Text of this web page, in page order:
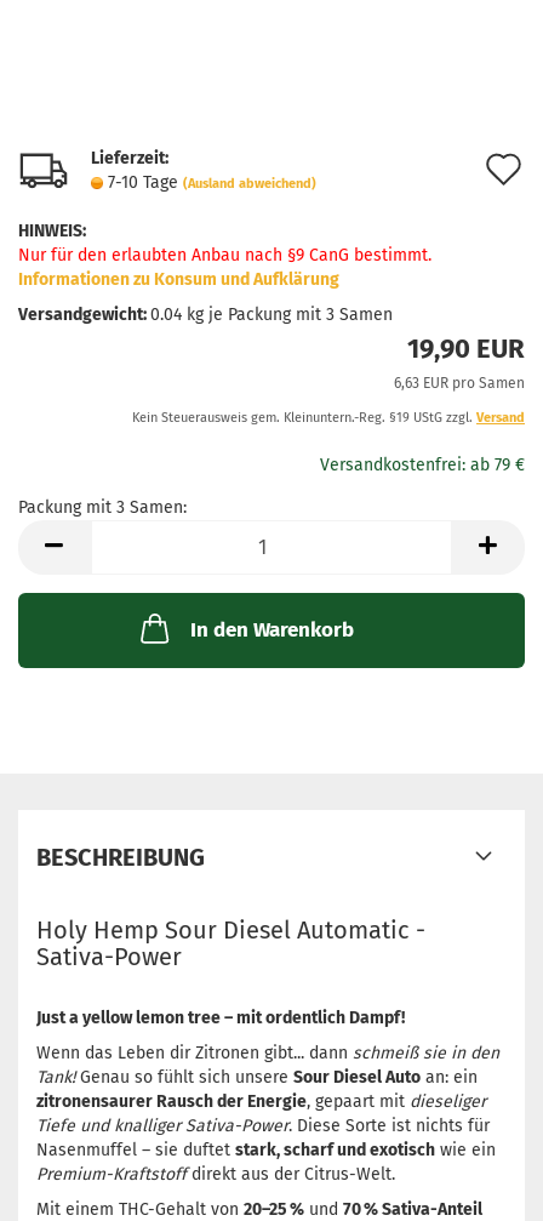
Lieferzeit:
7-10 Tage (Ausland abweichend)
HINWEIS:
Nur für den erlaubten Anbau nach §9 CanG bestimmt.
Informationen zu Konsum und Aufklärung
Versandgewicht:0.04 kg je Packung mit 3 Samen
19,90 EUR
6,63 EUR pro Samen
Kein Steuerausweis gem. Kleinuntern.-Reg. §19 UStG zzgl. Versand
Packung mit 3 Samen:
Samen
In den Warenkorb
BESCHREIBUNG
Holy Hemp Sour Diesel Automatic -
Sativa-Power
Just a yellow lemon tree – mit ordentlich Dampf!
Wenn das Leben dir Zitronen gibt... dann schmeiß sie in den
Tank!Genau so fühlt sich unsere Sour Diesel Auto an: ein
zitronensaurer Rausch der Energie, gepaart mit dieseliger
Tiefe und knalliger Sativa-Power. Diese Sorte ist nichts für
Nasenmuffel – sie duftet stark, scharf und exotisch wie ein
Premium-Kraftstoffdirekt aus der Citrus-Welt.
Mit einem THC-Gehalt von 20–25 % und 70 % Sativa-Anteil